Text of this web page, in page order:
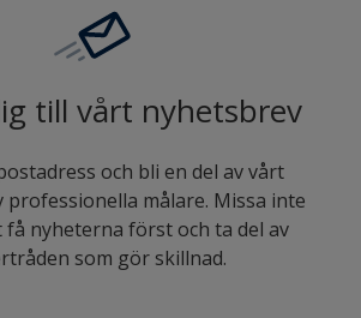
till vårt nyhetsbrev
och bli en del av vårt
professionella målare. Missa inte
få nyheterna först och ta del av
som gör skillnad.